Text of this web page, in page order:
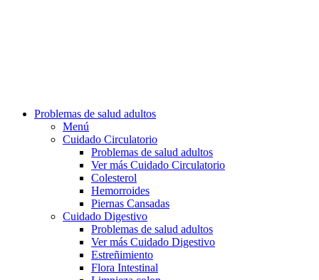
Problemas de salud adultos
Menú
Cuidado Circulatorio
Problemas de salud adultos
Ver más Cuidado Circulatorio
Colesterol
Hemorroides
Piernas Cansadas
Cuidado Digestivo
Problemas de salud adultos
Ver más Cuidado Digestivo
Estreñimiento
Flora Intestinal